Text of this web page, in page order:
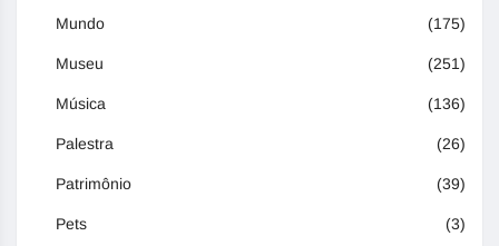
Mundo (175)
Museu (251)
Música (136)
Palestra (26)
Patrimônio (39)
Pets (3)